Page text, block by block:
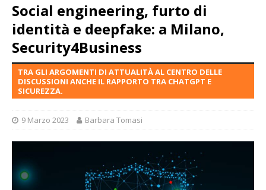
Social engineering, furto di
identità e deepfake: a Milano,
Security4Business
TRA GLI ARGOMENTI DI ATTUALITÀ AL CENTRO DELLE
DISCUSSIONI ANCHE IL RAPPORTO TRA CHATGPT E
SICUREZZA.
9 Marzo 2023 Barbara Tomasi